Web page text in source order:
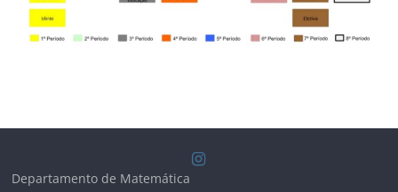
Departamento de Matemática